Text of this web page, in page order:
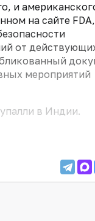
и
на сайте FDA,
от
мероприятий
в Индии.